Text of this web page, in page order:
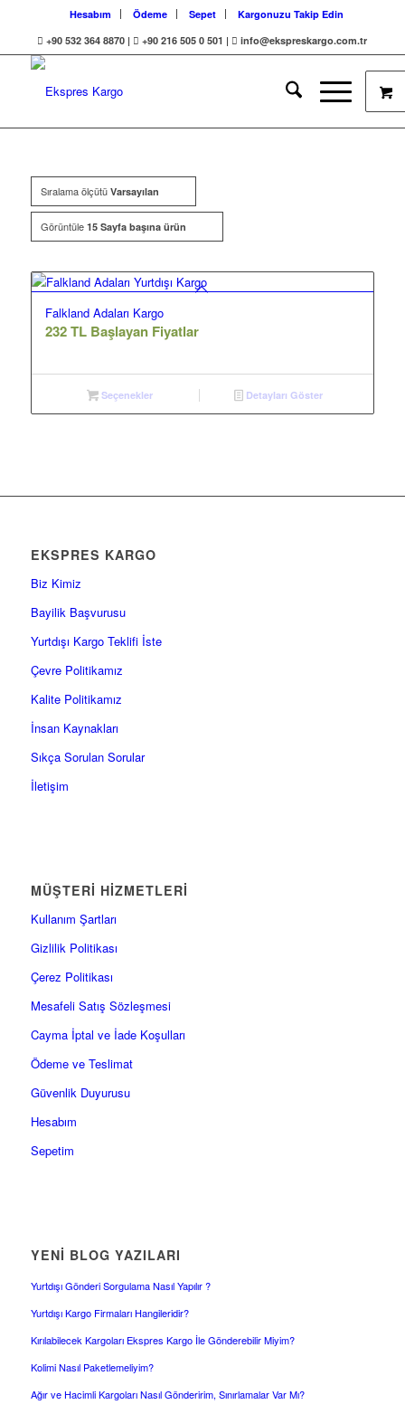
Hesabım Ödeme Sepet
Kargonuzu Takip Edin
+90 532 364 8870 |
+90 216 505 0 501 | info@ekspreskargo.com.tr
Sıralama ölçütü Varsayılan
Görüntüle 15 Sayfa başına ürün
Falkland Adaları Kargo
232 TL Başlayan Fiyatlar
Seçenekler Detayları Göster
EKSPRES KARGO
Biz Kimiz
Bayilik Başvurusu
Yurtdışı Kargo Teklifi İste
Çevre Politikamız
Kalite Politikamız
İnsan Kaynakları
Sıkça Sorulan Sorular
İletişim
MÜŞTERI HIZMETLERI
Kullanım Şartları
Gizlilik Politikası
Çerez Politikası
Mesafeli Satış Sözleşmesi
Cayma İptal ve İade Koşulları
Ödeme ve Teslimat
Güvenlik Duyurusu
Hesabım
Sepetim
YENİ BLOG YAZILARI
Yurtdışı Gönderi Sorgulama Nasıl Yapılır ?
Yurtdışı Kargo Firmaları Hangileridir?
Kırılabilecek Kargoları Ekspres Kargo İle Gönderebilir Miyim?
Kolimi Nasıl Paketlemeliyim?
Ağır ve Hacimli Kargoları Nasıl Gönderirim, Sınırlamalar Var Mı?